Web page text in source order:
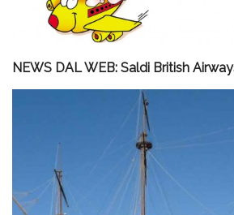
NEWS DAL WEB: Saldi British